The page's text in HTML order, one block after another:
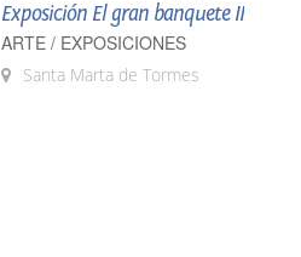
Exposición El gran banquete II
ARTE / EXPOSICIONES
Santa Marta de Tormes